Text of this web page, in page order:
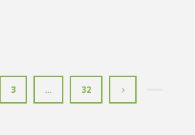
3 … 32